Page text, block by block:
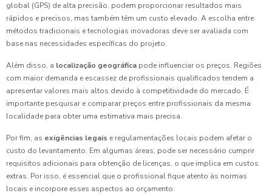
global (GPS) de alta precisão, podem proporcionar resultados mais
rápidos e precisos, mas também têm um custo elevado. A escolha entre
métodos tradicionais e tecnologias inovadoras deve ser avaliada com
base nas necessidades específicas do projeto.
Além disso, a localização geográfica pode influenciar os preços. Regiões
com maior demanda e escassez de profissionais qualificados tendem a
apresentar valores mais altos devido à competitividade do mercado. É
importante pesquisar e comparar preços entre profissionais da mesma
localidade para obter uma estimativa mais precisa.
Por fim, as exigências legais e regulamentações locais podem afetar o
custo do levantamento. Em algumas áreas, pode ser necessário cumprir
requisitos adicionais para obtenção de licenças, o que implica em custos
extras. Por isso, é essencial que o profissional fique atento às normas
locais e incorpore esses aspectos ao orçamento.